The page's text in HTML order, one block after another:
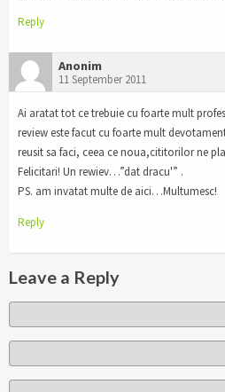
Reply
Anonim
11 September 2011
Ai aratat tot ce trebuie cu foarte mult
review este facut cu foarte mult
reusit sa faci, ceea ce noua,cititorilor ne
Felicitari! Un rewiev…”dat dracu'” .
PS. am invatat multe de aici…Multumesc!
Reply
Leave a Reply